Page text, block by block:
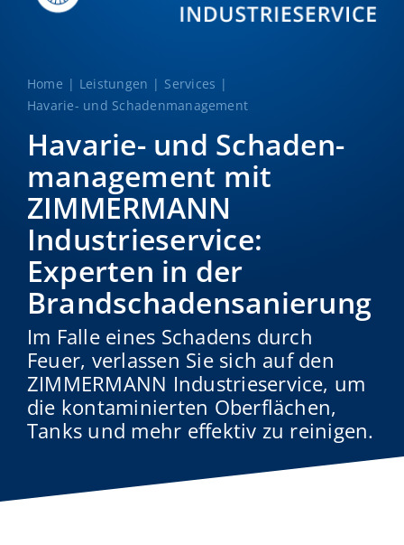
Home Leistungen
Services
Havarie- und Schadenmanagement
Havarie- und Schaden­
management mit
ZIMMERMANN
Industrieservice:
Experten in der
Brandschaden­sanierung
Im Falle eines Schadens durch
Feuer, verlassen Sie sich auf den
ZIMMERMANN Industrieservice, um
die kontaminierten Oberflächen,
Tanks und mehr effektiv zu reinigen.